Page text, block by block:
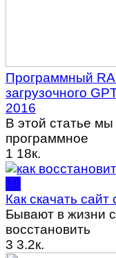
Программный
загрузочного
2016
В этой статье мы
программное
1 18к.
10
Как скачать
Бывают в жизни
восстановить
3 3.2к.